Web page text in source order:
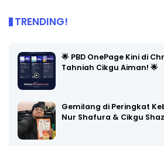
TRENDING!
🌟 PBD OnePage Kini di
Tahniah Cikgu Aiman! 🌟
Gemilang di Peringkat
Nur Shafura & Cikgu